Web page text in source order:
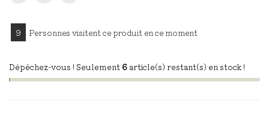
9 Personnes visitent ce produit en ce moment
Dépêchez-vous ! Seulement 6 article(s) restant(s) en stock !